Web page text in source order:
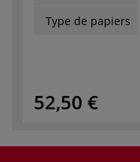
Type de papiers
52,50 €